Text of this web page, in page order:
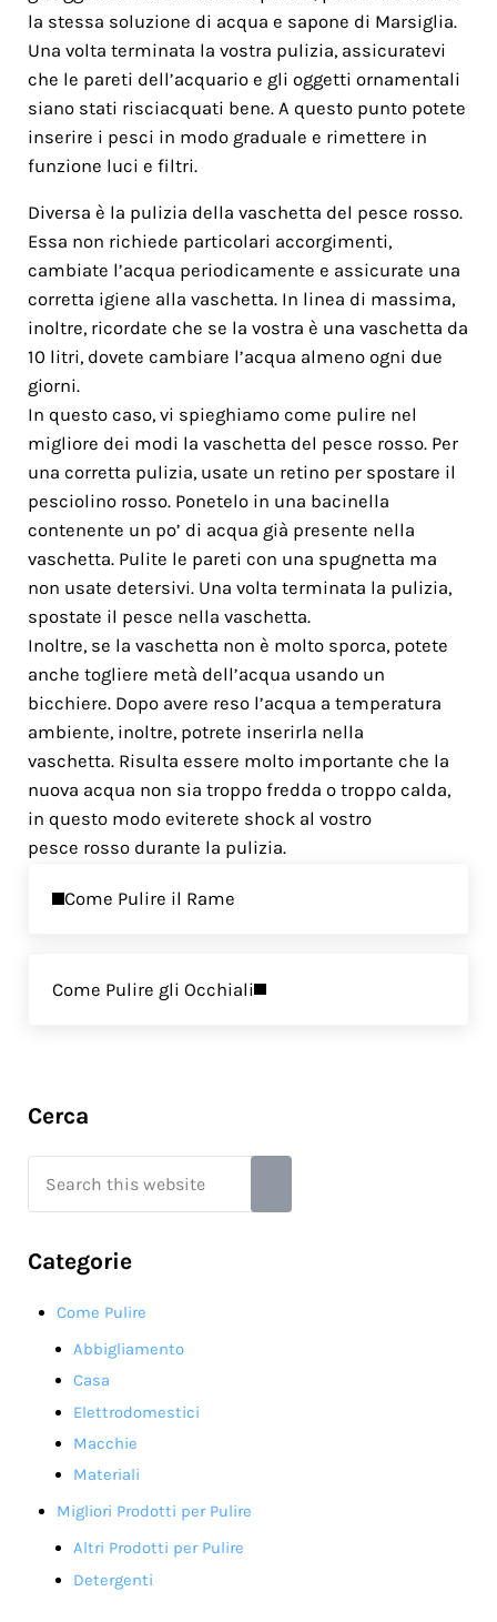
la stessa soluzione di acqua e sapone di Marsiglia.
Una volta terminata la vostra pulizia, assicuratevi
che le pareti dell’acquario e gli oggetti ornamentali
siano stati risciacquati bene. A questo punto potete
inserire i pesci in modo graduale e rimettere in
funzione luci e filtri.
Diversa è la pulizia della vaschetta del pesce rosso.
Essa non richiede particolari accorgimenti,
cambiate l’acqua periodicamente e assicurate una
corretta igiene alla vaschetta. In linea di massima,
inoltre, ricordate che se la vostra è una vaschetta da
10 litri, dovete cambiare l’acqua almeno ogni due
giorni.
In questo caso, vi spieghiamo come pulire nel
migliore dei modi la vaschetta del pesce rosso. Per
una corretta pulizia, usate un retino per spostare il
pesciolino rosso. Ponetelo in una bacinella
contenente un po’ di acqua già presente nella
vaschetta. Pulite le pareti con una spugnetta ma
non usate detersivi. Una volta terminata la pulizia,
spostate il pesce nella vaschetta.
Inoltre, se la vaschetta non è molto sporca, potete
anche togliere metà dell’acqua usando un
bicchiere. Dopo avere reso l’acqua a temperatura
ambiente, inoltre, potrete inserirla nella
vaschetta. Risulta essere molto importante che la
nuova acqua non sia troppo fredda o troppo calda,
in questo modo eviterete shock al vostro
pesce rosso durante la pulizia.
Come Pulire il Rame
Come Pulire gli Occhiali
Sidebar
Cerca
Categorie
Come Pulire
Abbigliamento
Casa
Elettrodomestici
Macchie
Materiali
Migliori Prodotti per Pulire
Altri Prodotti per Pulire
Detergenti